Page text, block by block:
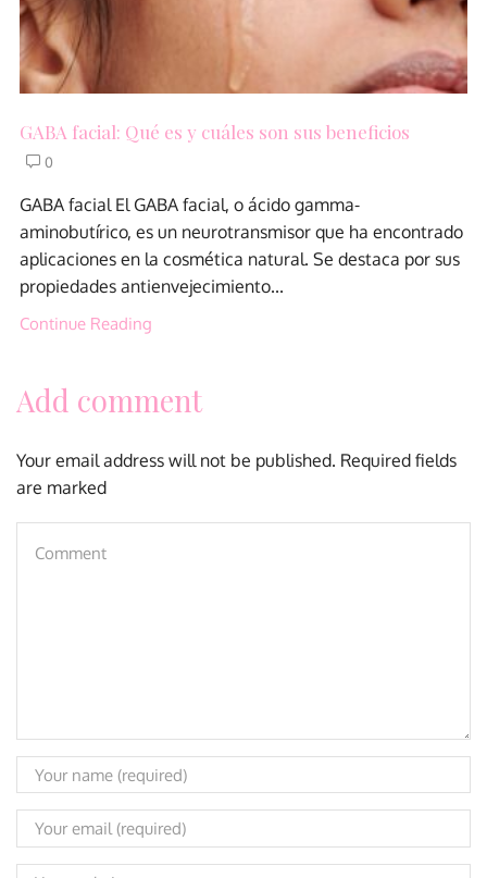
GABA facial: Qué es y cuáles son sus beneficios
0
GABA facial El GABA facial, o ácido gamma-
aminobutírico, es un neurotransmisor que ha encontrado
aplicaciones en la cosmética natural. Se destaca por sus
propiedades antienvejecimiento...
Continue Reading
Add comment
Your email address will not be published. Required fields
are marked